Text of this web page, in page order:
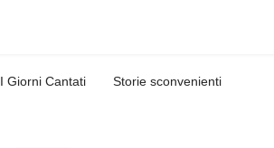
I Giorni Cantati Storie sconvenienti